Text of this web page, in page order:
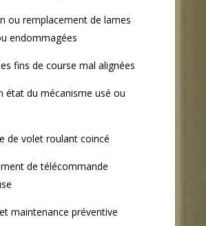
ou remplacement de lames
endommagées
fins de course mal alignées
état du mécanisme usé ou
de volet roulant coincé
de télécommande
maintenance préventive